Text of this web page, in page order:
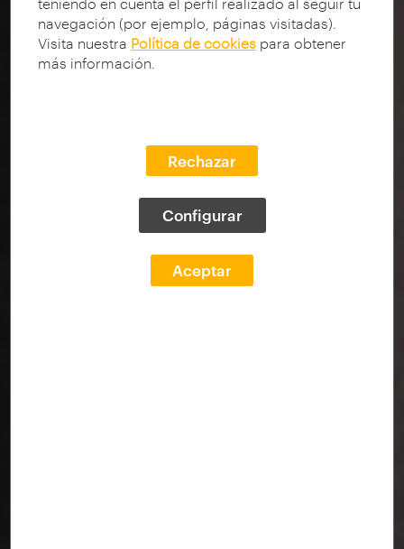
navegación (por ejemplo, páginas visitadas).
Visita nuestra Política de cookies para obtener
más información.
Rechazar
Configurar
Aceptar